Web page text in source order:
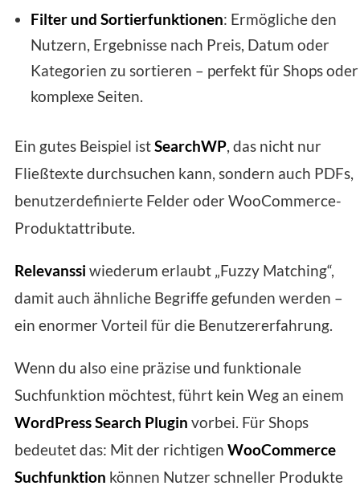
Filter und Sortierfunktionen: Ermögliche den
Nutzern, Ergebnisse nach Preis, Datum oder
Kategorien zu sortieren – perfekt für Shops oder
komplexe Seiten.
Ein gutes Beispiel istSearchWP, das nicht nur
Fließtexte durchsuchen kann, sondern auch PDFs,
benutzerdefinierte Felder oder WooCommerce-
Produktattribute.
Relevanssi wiederum erlaubt „Fuzzy Matching“,
damit auch ähnliche Begriffe gefunden werden –
ein enormer Vorteil für die Benutzererfahrung.
Wenn du also eine präzise und funktionale
Suchfunktion möchtest, führt kein Weg an einem
WordPress Search Plugin vorbei. Für Shops
bedeutet das: Mit der richtigen WooCommerce
Suchfunktion können Nutzer schneller Produkte